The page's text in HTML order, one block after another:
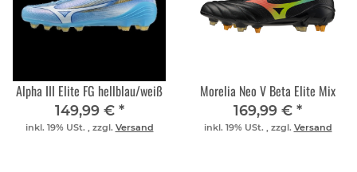
Alpha III Elite FG hellblau/weiß
149,99 € *
inkl. 19% USt. , zzgl. Versand
Morelia Neo V Beta Elite Mix
169,99 € *
inkl. 19% USt. , zzgl. Versand